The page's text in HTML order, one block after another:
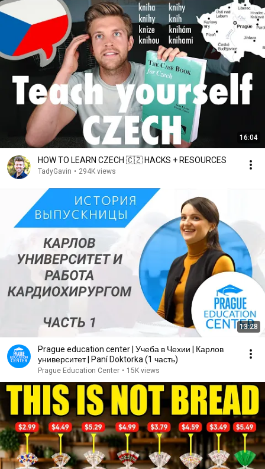
16:04
HOW TO LEARN CZECH 🇨🇿 HACKS + RESOURCES
TadyGavin • 294K views
13:28
Prague education center | Учеба в Чехии | Карлов
университет | Paní Doktorka (1 часть)
Prague Education Center • 15K views